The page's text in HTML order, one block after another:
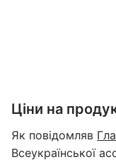
Ціни на
Як повідомляв
Всеукраїнської